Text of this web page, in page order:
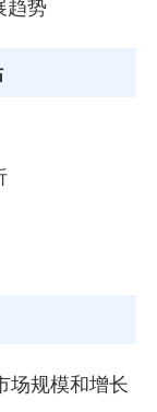
趋势
场规模和增长